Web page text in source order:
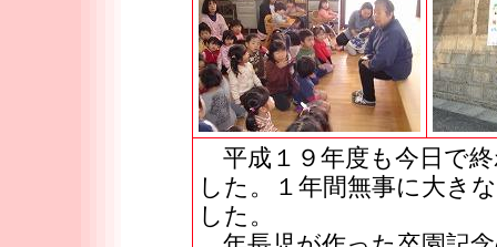
平成１９年度も今日で
した。１年間無事に大き
した。